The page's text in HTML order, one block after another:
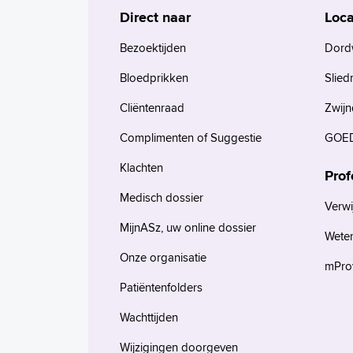
Direct naar
Bezoektijden
Bloedprikken
Cliëntenraad
Complimenten of Suggestie
Klachten
Medisch dossier
MijnASz, uw online dossier
Onze organisatie
Patiëntenfolders
Wachttijden
Wijzigingen doorgeven